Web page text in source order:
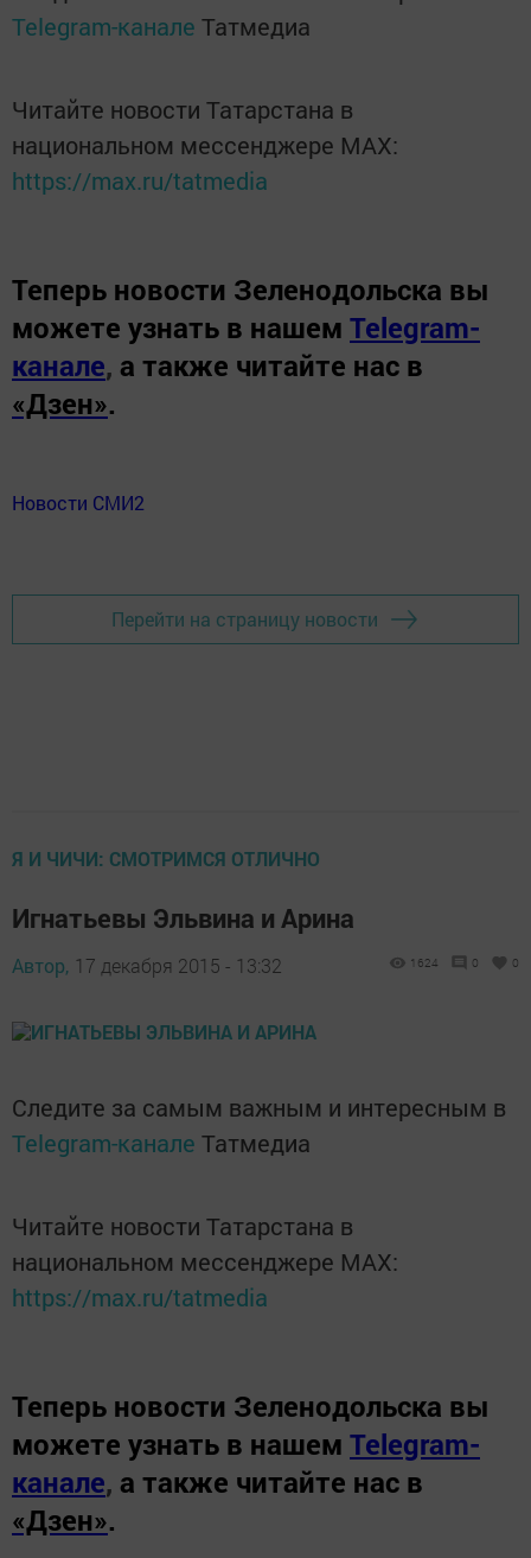
Telegram-канале Татмедиа
Читайте новости Татарстана в
национальном мессенджере MАХ:
https://max.ru/tatmedia
Теперь новости Зеленодольска вы
можете узнать в нашем Telegram-
канале, а также читайте нас в
«Дзен».
Новости СМИ2
Перейти на страницу новости
Я И ЧИЧИ: СМОТРИМСЯ ОТЛИЧНО
Игнатьевы Эльвина и Арина
Автор, 17 декабря 2015 - 13:32 1624 0 0
Следите за самым важным и интересным в
Telegram-канале Татмедиа
Читайте новости Татарстана в
национальном мессенджере MАХ:
https://max.ru/tatmedia
Теперь новости Зеленодольска вы
можете узнать в нашем Telegram-
канале, а также читайте нас в
«Дзен».